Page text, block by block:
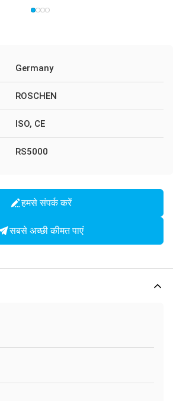
Germany
ROSCHEN
ISO, CE
RS5000
हमसे संपर्क करें
सबसे अच्छी कीमत पाएं